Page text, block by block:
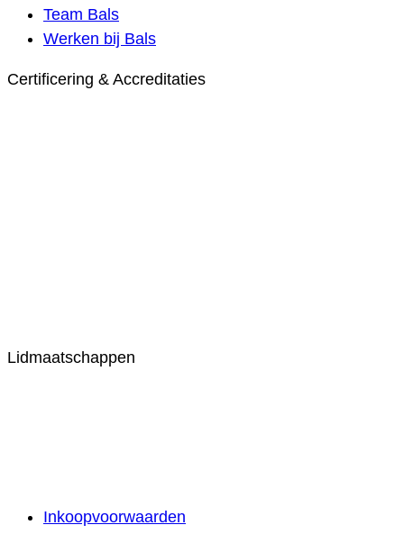
Team Bals
Werken bij Bals
Certificering & Accreditaties
Lidmaatschappen
Inkoopvoorwaarden